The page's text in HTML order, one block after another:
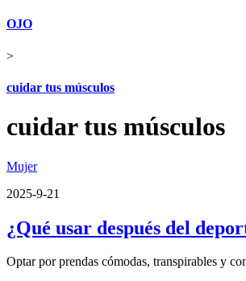
OJO
>
cuidar tus músculos
cuidar tus músculos
Mujer
2025-9-21
¿Qué usar después del
Optar por prendas cómodas, transpirables y